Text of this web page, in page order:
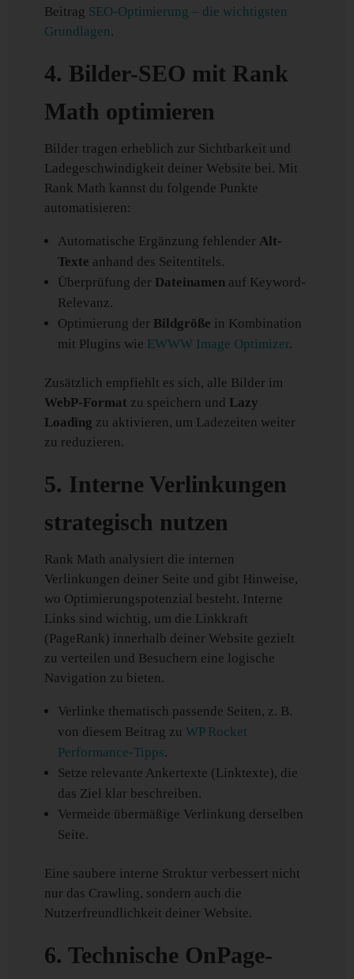
Beitrag SEO-Optimierung – die wichtigsten
Grundlagen.
4. Bilder-SEO mit Rank
Math optimieren
Bilder tragen erheblich zur Sichtbarkeit und
Ladegeschwindigkeit deiner Website bei. Mit
Rank Math kannst du folgende Punkte
automatisieren:
Automatische Ergänzung fehlender Alt-
Texte anhand des Seitentitels.
Überprüfung der Dateinamen auf Keyword-
Relevanz.
Optimierung der Bildgröße in Kombination
mit Plugins wie EWWW Image Optimizer.
Zusätzlich empfiehlt es sich, alle Bilder im
WebP-Format zu speichern und Lazy
Loading zu aktivieren, um Ladezeiten weiter
zu reduzieren.
5. Interne Verlinkungen
strategisch nutzen
Rank Math analysiert die internen
Verlinkungen deiner Seite und gibt Hinweise,
wo Optimierungspotenzial besteht. Interne
Links sind wichtig, um die Linkkraft
(PageRank) innerhalb deiner Website gezielt
zu verteilen und Besuchern eine logische
Navigation zu bieten.
Verlinke thematisch passende Seiten, z. B.
von diesem Beitrag zuWP Rocket
Performance-Tipps.
Setze relevante Ankertexte (Linktexte), die
das Ziel klar beschreiben.
Vermeide übermäßige Verlinkung derselben
Seite.
Eine saubere interne Struktur verbessert nicht
nur das Crawling, sondern auch die
Nutzerfreundlichkeit deiner Website.
6. Technische OnPage-